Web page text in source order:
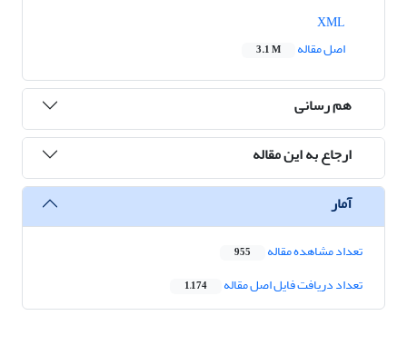
اصل مقاله
3.1 M
هم رسانی
ارجاع به این مقاله
آمار
تعداد مشاهده مقاله 955
تعداد دریافت فایل اصل مقاله 1,174